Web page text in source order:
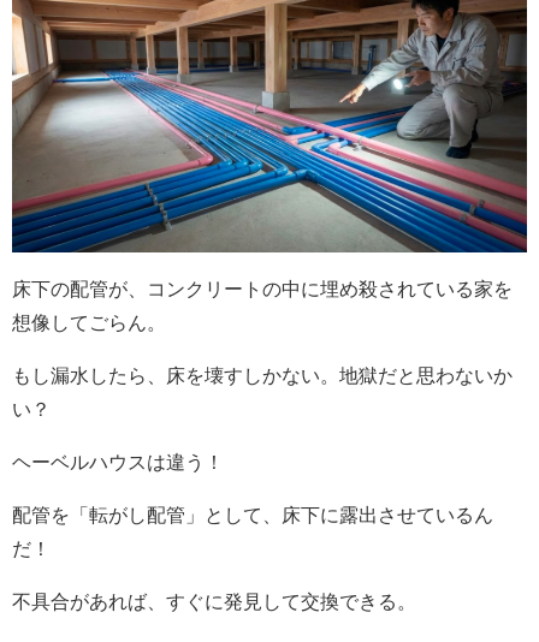
床下の配管が、コンクリートの中に埋め殺されている家を
想像してごらん。
もし漏水したら、床を壊すしかない。地獄だと思わないか
い？
ヘーベルハウスは違う！
配管を「転がし配管」として、床下に露出させているん
だ！
不具合があれば、すぐに発見して交換できる。